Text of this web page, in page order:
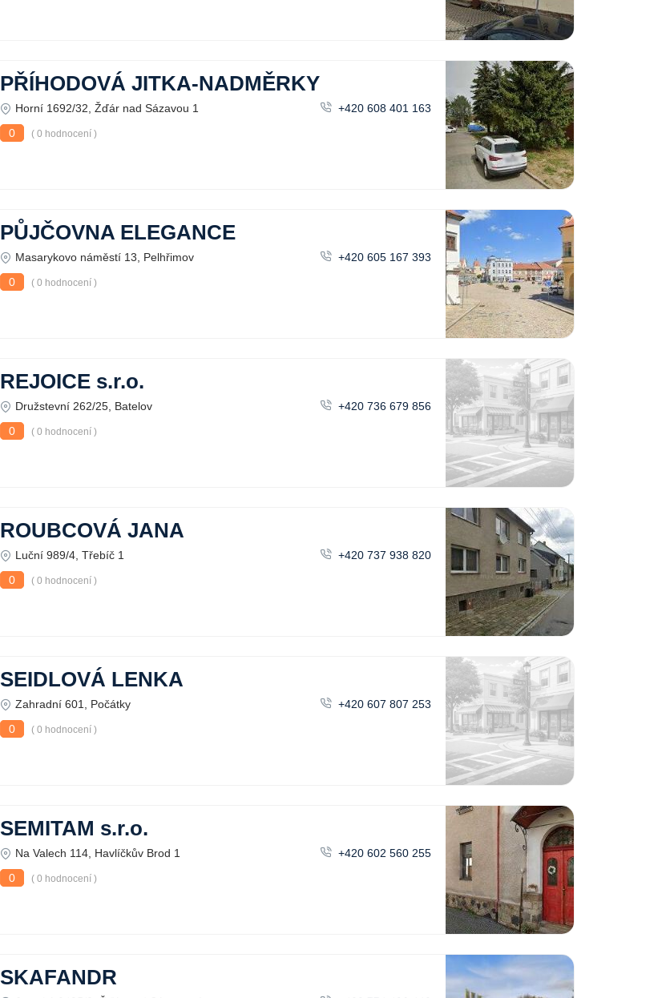
PŘÍHODOVÁ JITKA-NADMĚRKY
Horní 1692/32, Žďár nad Sázavou 1
+420 608 401 163
0
( 0 hodnocení )
PŮJČOVNA ELEGANCE
Masarykovo náměstí 13, Pelhřimov
+420 605 167 393
0
( 0 hodnocení )
REJOICE s.r.o.
Družstevní 262/25, Batelov
+420 736 679 856
0
( 0 hodnocení )
ROUBCOVÁ JANA
Luční 989/4, Třebíč 1
+420 737 938 820
0
( 0 hodnocení )
SEIDLOVÁ LENKA
Zahradní 601, Počátky
+420 607 807 253
0
( 0 hodnocení )
SEMITAM s.r.o.
Na Valech 114, Havlíčkův Brod 1
+420 602 560 255
0
( 0 hodnocení )
SKAFANDR